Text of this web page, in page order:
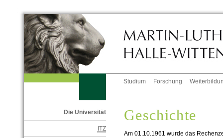
Studium Forschung
Die Universität
ITZ
Geschichte
Am 01.10.1961 wurde das